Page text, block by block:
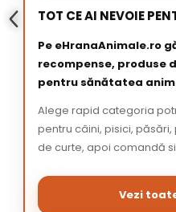
TOT CE AI NEVOIE
Pe eHranaAnimale.ro
recompense, produse
pentru sănătatea
Alege rapid categoria
pentru câini, pisici,
de curte, apoi comandă
Vezi